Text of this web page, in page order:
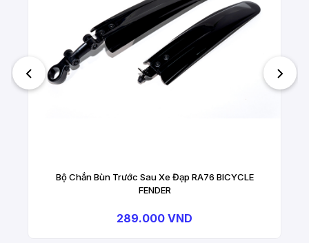
Bộ Chắn Bùn Trước Sau Xe Đạp RA76 BICYCLE
FENDER
289.000 VND